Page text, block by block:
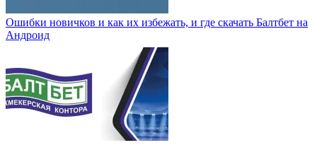
Ошибки новичков и как их избежать, и где скачать Балтбет на
Андроид